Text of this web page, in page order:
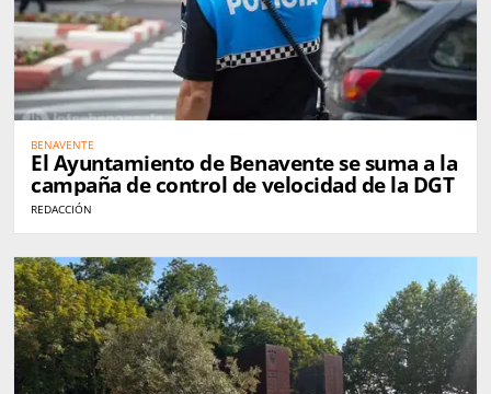
BENAVENTE
El Ayuntamiento de Benavente se suma a la
campaña de control de velocidad de la DGT
REDACCIÓN